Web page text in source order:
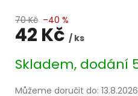
70 Kč –40 %
42 Kč / ks
cena:
Skladem, dodání
Můžeme doručit do: 13.8.2026